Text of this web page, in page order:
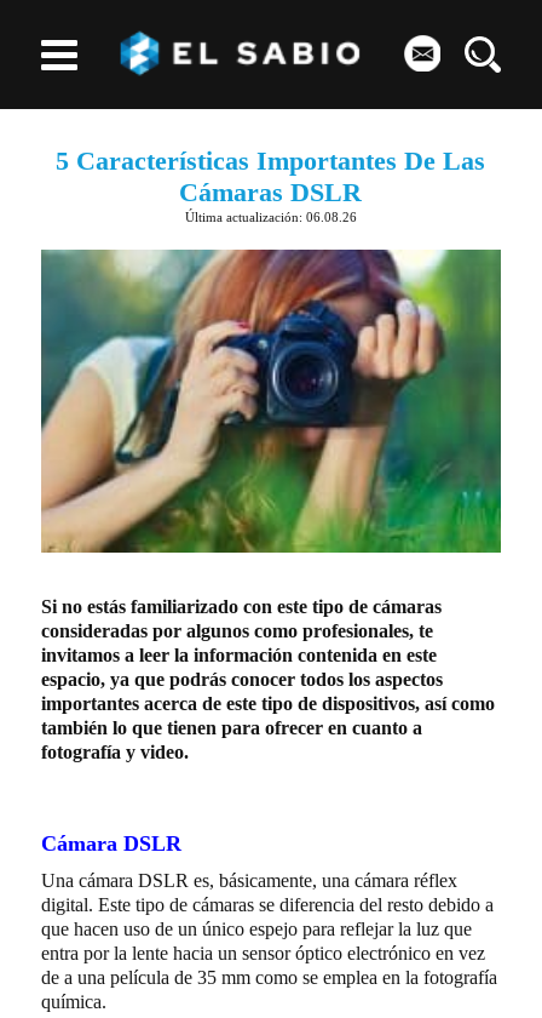
5 Características Importantes De Las
Cámaras DSLR
Última actualización: 06.08.26
Si no estás familiarizado con este tipo de cámaras
consideradas por algunos como profesionales, te
invitamos a leer la información contenida en este
espacio, ya que podrás conocer todos los aspectos
importantes acerca de este tipo de dispositivos, así como
también lo que tienen para ofrecer en cuanto a
fotografía y video.
Cámara DSLR
Una cámara DSLR es, básicamente, una cámara réflex
digital. Este tipo de cámaras se diferencia del resto debido a
que hacen uso de un único espejo para reflejar la luz que
entra por la lente hacia un sensor óptico electrónico en vez
de a una película de 35 mm como se emplea en la fotografía
química.